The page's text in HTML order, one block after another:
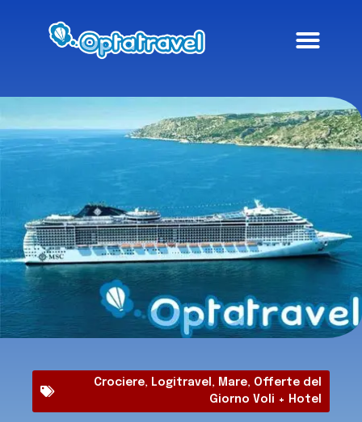
Crociere, Logitravel , Mare, Offerte del
Giorno Voli + Hotel